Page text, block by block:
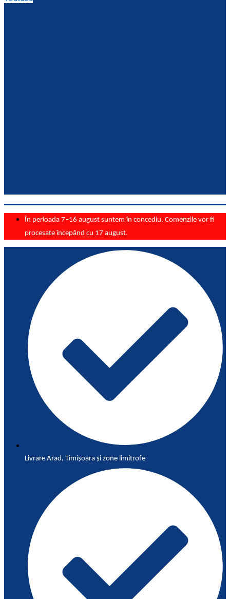
În perioada 7–16 august suntem în concediu. Comenzile vor fi
procesate începând cu 17 august.
Livrare Arad, Timișoara și zone limitrofe